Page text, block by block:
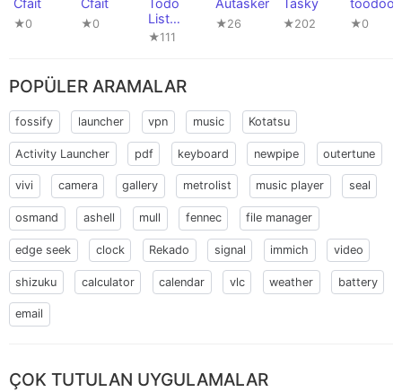
Cfait
★0
Cfait
★0
Todo
List
(PFA)
★111
Autasker
★26
Tasky
★202
toodoo
★0
POPÜLER ARAMALAR
fossify launcher vpn music Kotatsu
Activity Launcher pdf keyboard newpipe outertune
vivi camera gallery metrolist music player seal
osmand ashell mull fennec file manager
edge seek clock Rekado signal immich video
shizuku calculator calendar vlc weather battery
email
ÇOK TUTULAN UYGULAMALAR